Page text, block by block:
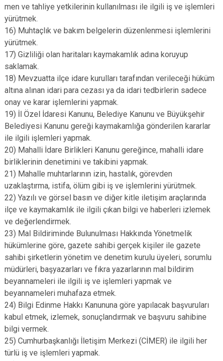
men ve tahliye yetkilerinin kullanılması ile ilgili iş ve işlemleri
yürütmek.
16) Muhtaçlık ve bakım belgelerin düzenlenmesi işlemlerini
yürütmek.
17) Gizliliği olan haritaları kaymakamlık adına koruyup
saklamak.
18) Mevzuatta ilçe idare kurulları tarafından verileceği hüküm
altına alınan idari para cezası ya da idari tedbirlerin sadece
onay ve karar işlemlerini yapmak.
19) İl Özel İdaresi Kanunu, Belediye Kanunu ve Büyükşehir
Belediyesi Kanunu gereği kaymakamlığa gönderilen kararlar
ile ilgili işlemleri yapmak.
20) Mahalli İdare Birlikleri Kanunu gereğince, mahalli idare
birliklerinin denetimini ve takibini yapmak.
21) Mahalle muhtarlarının izin, hastalık, görevden
uzaklaştırma, istifa, ölüm gibi iş ve işlemlerini yürütmek.
22) Yazılı ve görsel basın ve diğer kitle iletişim araçlarında
ilçe ve kaymakamlık ile ilgili çıkan bilgi ve haberleri izlemek
ve değerlendirmek.
23) Mal Bildiriminde Bulunulması Hakkında Yönetmelik
hükümlerine göre, gazete sahibi gerçek kişiler ile gazete
sahibi şirketlerin yönetim ve denetim kurulu üyeleri, sorumlu
müdürleri, başyazarları ve fıkra yazarlarının mal bildirim
beyannameleri ile ilgili iş ve işlemleri yapmak ve
beyannameleri muhafaza etmek.
24) Bilgi Edinme Hakkı Kanununa göre yapılacak başvuruları
kabul etmek, izlemek, sonuçlandırmak ve başvuru sahibine
bilgi vermek.
25) Cumhurbaşkanlığı İletişim Merkezi (CİMER) ile ilgili her
türlü iş ve işlemleri yapmak.